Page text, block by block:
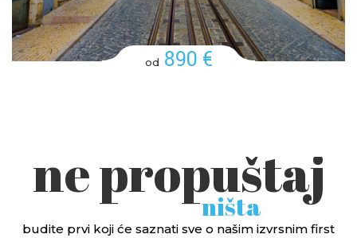
od 890 €
ne propuštaj
ništa
budite prvi koji će saznati sve o našim izvrsnim first